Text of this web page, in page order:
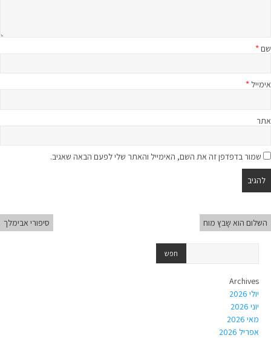
שם*
אימייל *
אתר
שמור בדפדפן זה את השם, האימייל והאתר שלי לפעם הבאה שאגיב.
השלום הוא שָבץ מוח סיפורי אבימלך
Archives
יולי 2026
יוני 2026
מאי 2026
אפריל 2026